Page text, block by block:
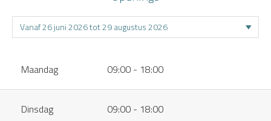
Maandag 09:00 - 18:00
Dinsdag 09:00 - 18:00